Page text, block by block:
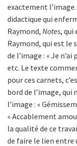
exactement l’image.
didactique qui
Raymond, Notes, qui
Raymond, qui est le
de l’image : « Je
etc. Le texte
pour ces carnets,
bord de l’image, qui
l’image : «
« Accablement
la qualité de ce
de faire le lien entre